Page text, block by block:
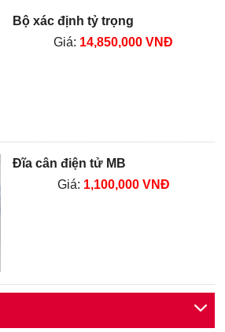
Bộ xác định tỷ trọng
Giá: 14,850,000 VNĐ
Đĩa cân điện tử MB
Giá: 1,100,000 VNĐ